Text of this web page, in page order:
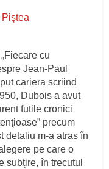
cu
Jean-Paul
cariera scriind
Dubois a avut
futile cronici
precum
detaliu m-a atras în
pe care o
subţire, în trecutul